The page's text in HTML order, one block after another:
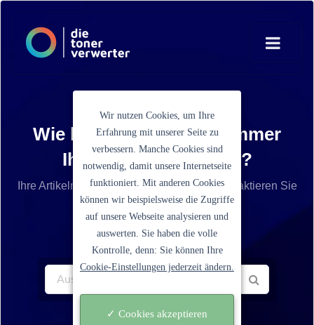
Wie lautet die Artikelnummer
Ihrer Tonerkartusche?
Ihre Artikelnummer ist nicht aufgelistet? Kontaktieren Sie
unseren Service.
Wir nutzen Cookies, um Ihre
Erfahrung mit unserer Seite zu
verbessern. Manche Cookies sind
notwendig, damit unsere Internetseite
funktioniert. Mit anderen Cookies
können wir beispielsweise die Zugriffe
auf unsere Webseite analysieren und
auswerten. Sie haben die volle
Kontrolle, denn: Sie können Ihre
Cookie-Einstellungen jederzeit ändern.
✓ Cookies akzeptieren